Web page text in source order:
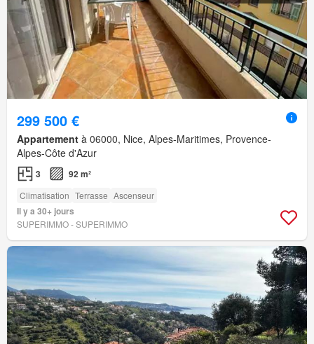
299 500 €
Appartement à 06000, Nice, Alpes-Maritimes, Provence-
Alpes-Côte d'Azur
3 92 m²
Climatisation Terrasse Ascenseur
Il y a 30+ jours
SUPERIMMO - SUPERIMMO